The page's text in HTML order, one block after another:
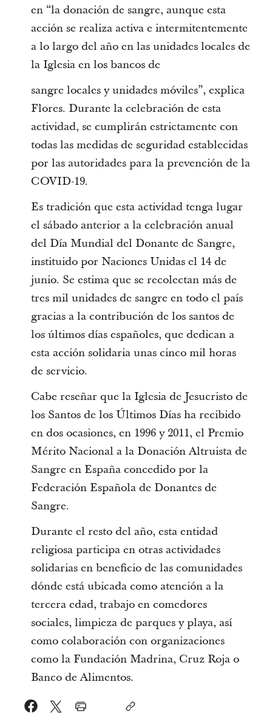
en “la donación de sangre, aunque esta
acción se realiza activa e intermitentemente
a lo largo del año en las unidades locales de
la Iglesia en los bancos de
sangre locales y unidades móviles”, explica
Flores. Durante la celebración de esta
actividad, se cumplirán estrictamente con
todas las medidas de seguridad establecidas
por las autoridades para la prevención de la
COVID-19.
Es tradición que esta actividad tenga lugar
el sábado anterior a la celebración anual
del Día Mundial del Donante de Sangre,
instituido por Naciones Unidas el 14 de
junio. Se estima que se recolectan más de
tres mil unidades de sangre en todo el país
gracias a la contribución de los santos de
los últimos días españoles, que dedican a
esta acción solidaria unas cinco mil horas
de servicio.
Cabe reseñar que la Iglesia de Jesucristo de
los Santos de los Últimos Días ha recibido
en dos ocasiones, en 1996 y 2011, el Premio
Mérito Nacional a la Donación Altruista de
Sangre en España concedido por la
Federación Española de Donantes de
Sangre.
Durante el resto del año, esta entidad
religiosa participa en otras actividades
solidarias en beneficio de las comunidades
dónde está ubicada como atención a la
tercera edad, trabajo en comedores
sociales, limpieza de parques y playa, así
como colaboración con organizaciones
como la Fundación Madrina, Cruz Roja o
Banco de Alimentos.